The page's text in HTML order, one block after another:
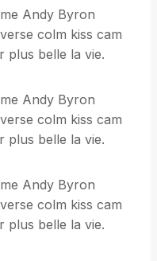
Andy Byron
colm kiss cam
plus belle la vie.
Andy Byron
colm kiss cam
plus belle la vie.
Andy Byron
colm kiss cam
plus belle la vie.